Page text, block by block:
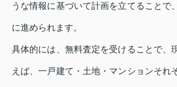
うな情報に基づいて計画を立てることで
に進められます。
具体的には、無料査定を受けることで、
えば、一戸建て・土地・マンションそれ